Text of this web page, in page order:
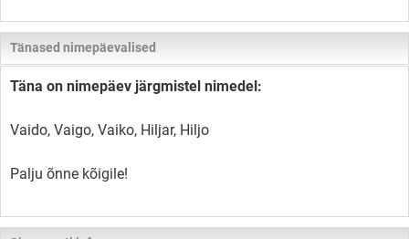
Tänased nimepäevalised
Täna on nimepäev järgmistel nimedel:
Vaido, Vaigo, Vaiko, Hiljar, Hiljo
Palju õnne kõigile!